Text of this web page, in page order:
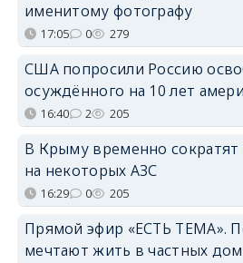
именитому фотографу
17:05 0 279
США попросили Россию
осуждённого на 10 лет
16:40 2 205
В Крыму временно
на некоторых АЗС
16:29 0 205
Прямой эфир «ЕСТЬ ТЕМА».
мечтают жить в частных